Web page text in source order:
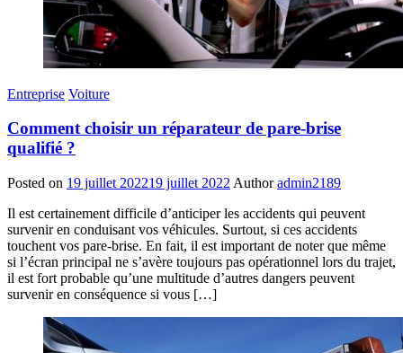
Entreprise Voiture
Comment choisir un réparateur de pare-brise
qualifié ?
Posted on 19 juillet 202219 juillet 2022 Author admin2189
Il est certainement difficile d’anticiper les accidents qui peuvent
survenir en conduisant vos véhicules. Surtout, si ces accidents
touchent vos pare-brise. En fait, il est important de noter que même
si l’écran principal ne s’avère toujours pas opérationnel lors du trajet,
il est fort probable qu’une multitude d’autres dangers peuvent
survenir en conséquence si vous […]